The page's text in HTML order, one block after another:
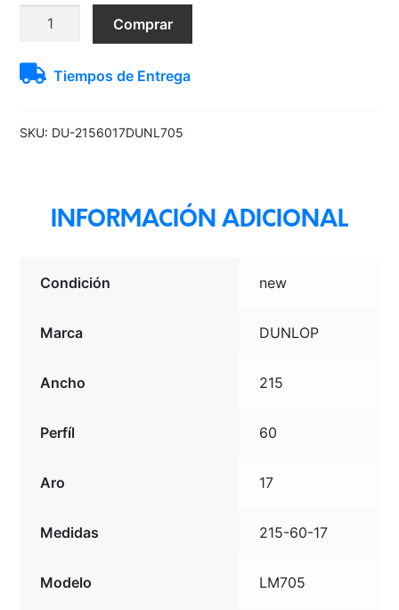
215/60R17
Dunlop
BLK
Comprar
Tiempos de Entrega
SKU: DU-2156017DUNL705
INFORMACIÓN ADICIONAL
Condición new
Marca DUNLOP
Ancho 215
Perfíl 60
Aro 17
Medidas 215-60-17
Modelo LM705